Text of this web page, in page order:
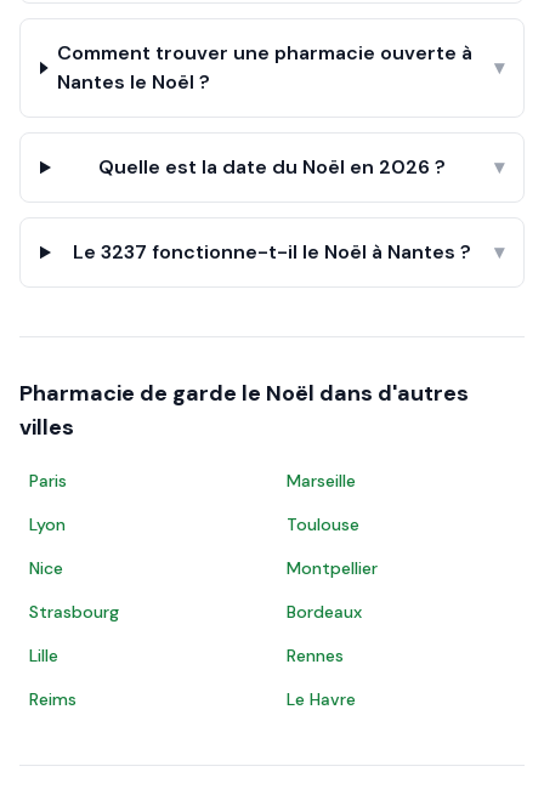
Comment trouver une pharmacie ouverte à
Nantes le Noël ?
▾
Quelle est la date du Noël en 2026 ? ▾
Le 3237 fonctionne-t-il le Noël à Nantes ? ▾
Pharmacie de garde le Noël dans d'autres
villes
Paris
Marseille
Lyon
Toulouse
Nice
Montpellier
Strasbourg
Bordeaux
Lille
Rennes
Reims
Le Havre